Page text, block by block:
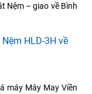
Nệm – giao về Bình
HLD-3H về
máy Máy May Viền